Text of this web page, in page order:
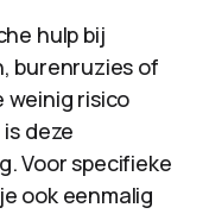
hulp bij
burenruzies of
weinig risico
deze
Voor specifieke
ook eenmalig